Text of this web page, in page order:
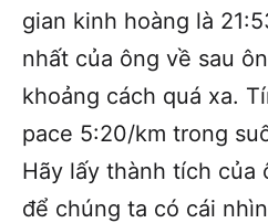
gian kinh hoàng là
nhất của ông về sau
khoảng cách quá xa.
pace 5:20/km trong
Hãy lấy thành tích của
để chúng ta có cái nhìn